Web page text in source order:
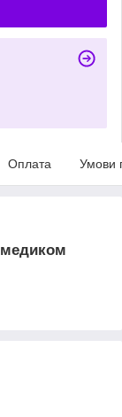
Оплата Умови